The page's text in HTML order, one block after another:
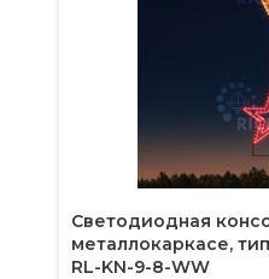
Светодиодная
металлокаркасе,
RL-KN-9-8-WW